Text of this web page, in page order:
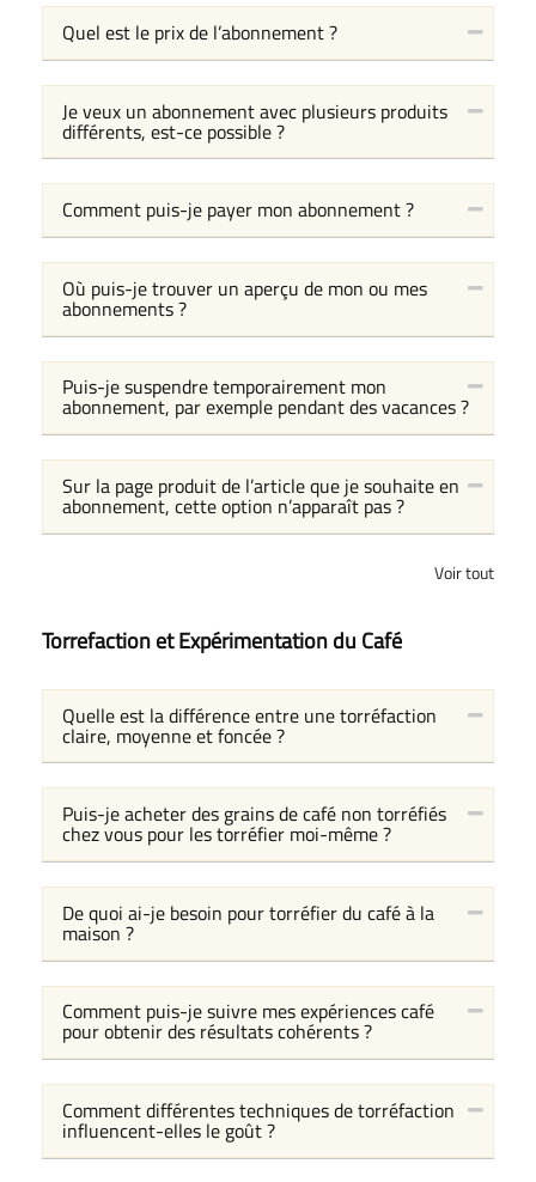
Quel est le prix de l’abonnement ?
Je veux un abonnement avec plusieurs produits
différents, est-ce possible ?
Comment puis-je payer mon abonnement ?
Où puis-je trouver un aperçu de mon ou mes
abonnements ?
Puis-je suspendre temporairement mon
abonnement, par exemple pendant des vacances ?
Sur la page produit de l’article que je souhaite en
abonnement, cette option n’apparaît pas ?
Voir tout
Torrefaction et Expérimentation du Café
Quelle est la différence entre une torréfaction
claire, moyenne et foncée ?
Puis-je acheter des grains de café non torréfiés
chez vous pour les torréfier moi-même ?
De quoi ai-je besoin pour torréfier du café à la
maison ?
Comment puis-je suivre mes expériences café
pour obtenir des résultats cohérents ?
Comment différentes techniques de torréfaction
influencent-elles le goût ?